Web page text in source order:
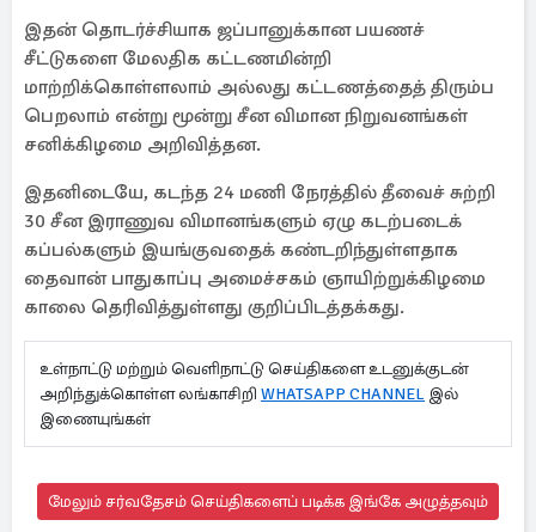
இதன் தொடர்ச்சியாக ஜப்பானுக்கான பயணச்
சீட்டுகளை மேலதிக கட்டணமின்றி
மாற்றிக்கொள்ளலாம் அல்லது கட்டணத்தைத் திரும்ப
பெறலாம் என்று மூன்று சீன விமான நிறுவனங்கள்
சனிக்கிழமை அறிவித்தன.
இதனிடையே, கடந்த 24 மணி நேரத்தில் தீவைச் சுற்றி
30 சீன இராணுவ விமானங்களும் ஏழு கடற்படைக்
கப்பல்களும் இயங்குவதைக் கண்டறிந்துள்ளதாக
தைவான் பாதுகாப்பு அமைச்சகம் ஞாயிற்றுக்கிழமை
காலை தெரிவித்துள்ளது குறிப்பிடத்தக்கது.
உள்நாட்டு மற்றும் வெளிநாட்டு செய்திகளை உடனுக்குடன்
அறிந்துக்கொள்ள லங்காசிறி WHATSAPP CHANNEL இல்
இணையுங்கள்
மேலும் சர்வதேசம் செய்திகளைப் படிக்க இங்கே அழுத்தவும்